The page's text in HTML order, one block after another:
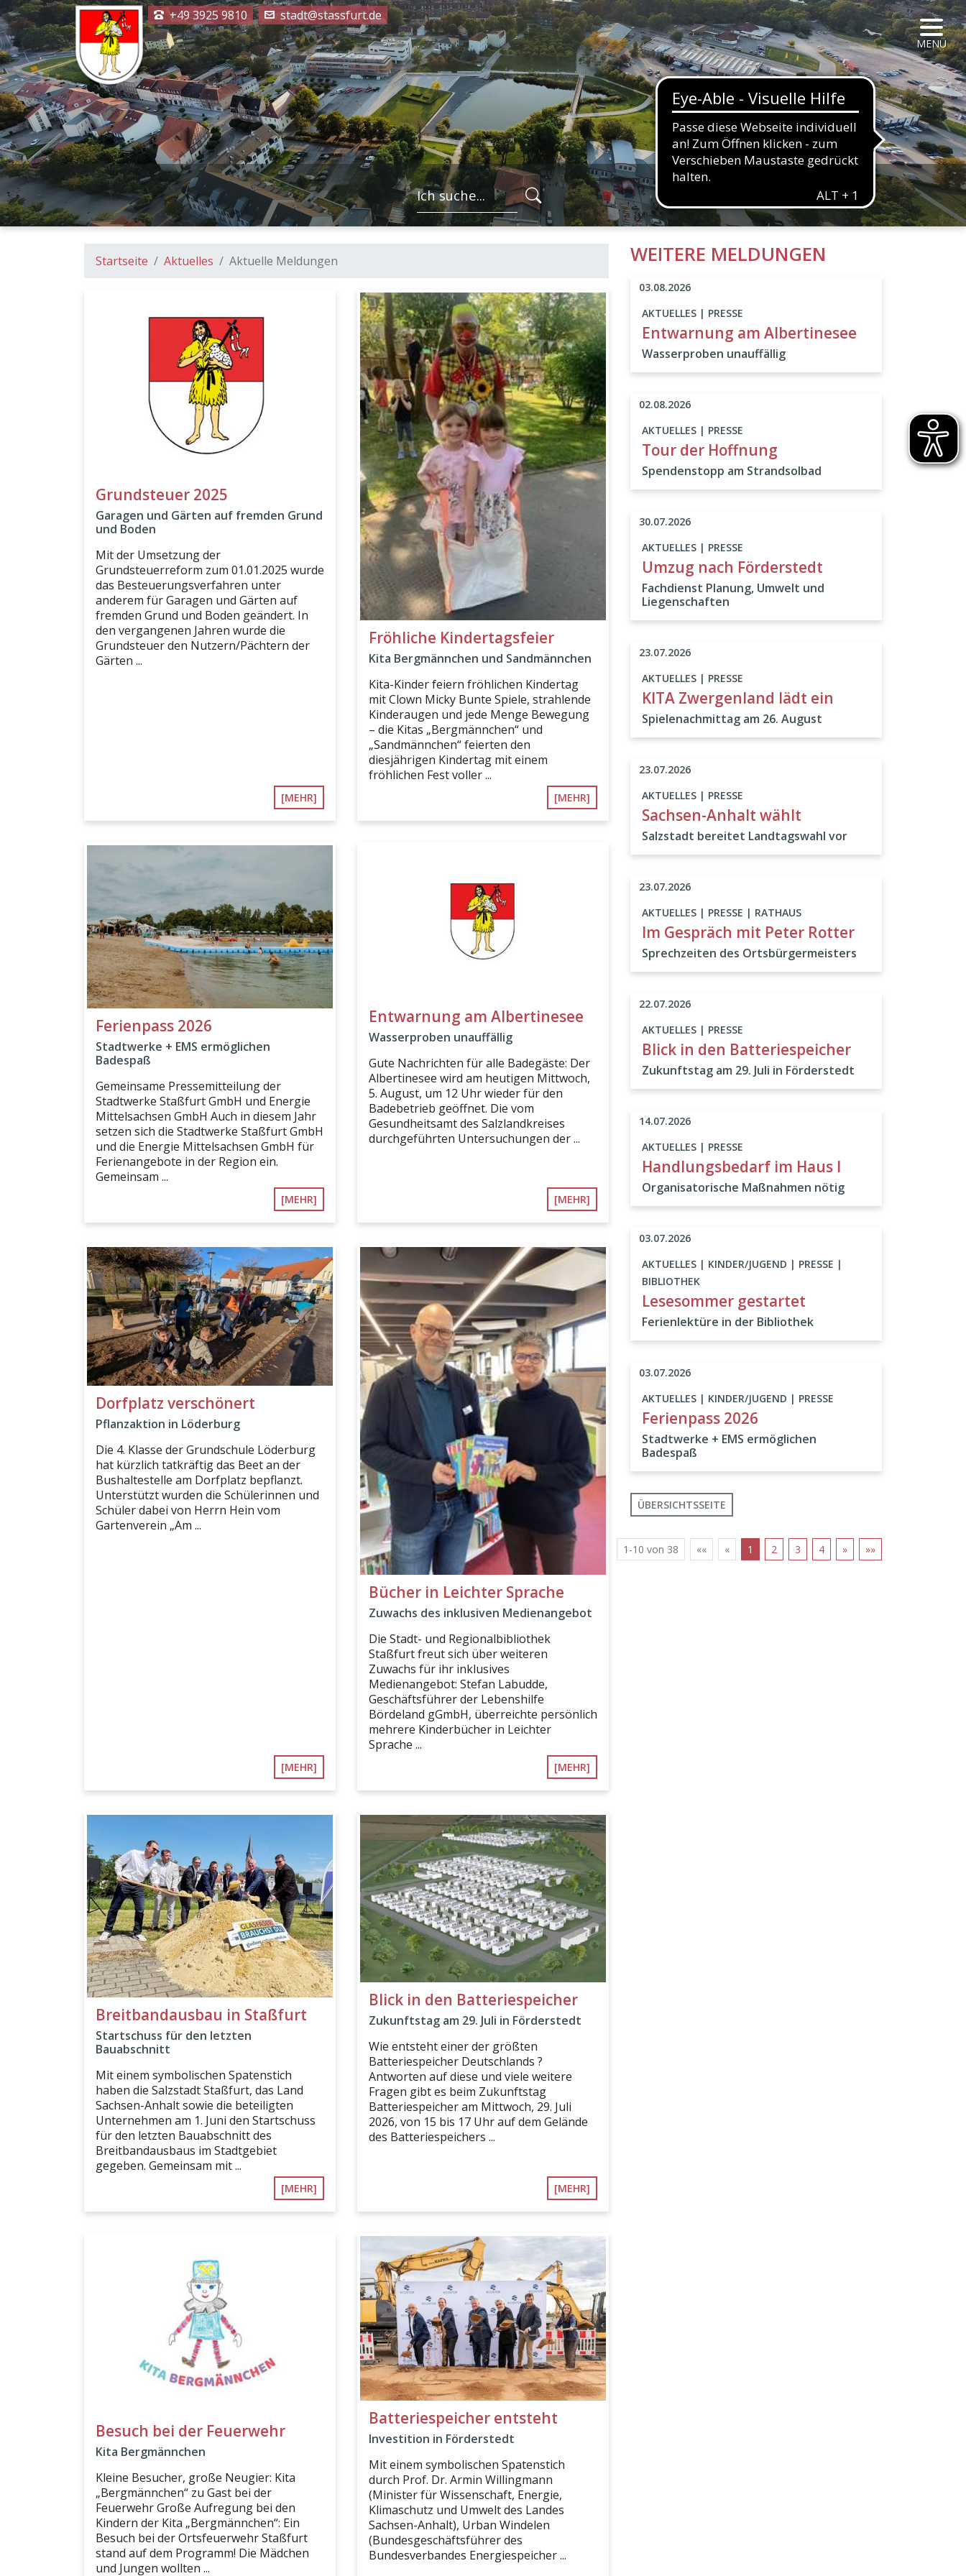
MENÜ
+49 3925 9810 stadt@stassfurt.de
FORMULARSCHALTFLÄCHE
Startseite Aktuelles Aktuelle Meldungen
Grundsteuer 2025
Garagen und Gärten auf fremden Grund
und Boden
Mit der Umsetzung der
Grundsteuerreform zum 01.01.2025 wurde
das Besteuerungsverfahren unter
anderem für Garagen und Gärten auf
fremden Grund und Boden geändert. In
den vergangenen Jahren wurde die
Grundsteuer den Nutzern/Pächtern der
Gärten ...
[MEHR]
Fröhliche Kindertagsfeier
Kita Bergmännchen und Sandmännchen
Kita-Kinder feiern fröhlichen Kindertag
mit Clown Micky Bunte Spiele, strahlende
Kinderaugen und jede Menge Bewegung
– die Kitas „Bergmännchen“ und
„Sandmännchen“ feierten den
diesjährigen Kindertag mit einem
fröhlichen Fest voller ...
[MEHR]
Ferienpass 2026
Stadtwerke + EMS ermöglichen
Badespaß
Gemeinsame Pressemitteilung der
Stadtwerke Staßfurt GmbH und Energie
Mittelsachsen GmbH Auch in diesem Jahr
setzen sich die Stadtwerke Staßfurt GmbH
und die Energie Mittelsachsen GmbH für
Ferienangebote in der Region ein.
Gemeinsam ...
[MEHR]
Entwarnung am Albertinesee
Wasserproben unauffällig
Gute Nachrichten für alle Badegäste: Der
Albertinesee wird am heutigen Mittwoch,
5. August, um 12 Uhr wieder für den
Badebetrieb geöffnet. Die vom
Gesundheitsamt des Salzlandkreises
durchgeführten Untersuchungen der ...
[MEHR]
Dorfplatz verschönert
Pflanzaktion in Löderburg
Die 4. Klasse der Grundschule Löderburg
hat kürzlich tatkräftig das Beet an der
Bushaltestelle am Dorfplatz bepflanzt.
Unterstützt wurden die Schülerinnen und
Schüler dabei von Herrn Hein vom
Gartenverein „Am ...
[MEHR]
Bücher in Leichter Sprache
Zuwachs des inklusiven Medienangebot
Die Stadt- und Regionalbibliothek
Staßfurt freut sich über weiteren
Zuwachs für ihr inklusives
Medienangebot: Stefan Labudde,
Geschäftsführer der Lebenshilfe
Bördeland gGmbH, überreichte persönlich
mehrere Kinderbücher in Leichter
Sprache ...
[MEHR]
Breitbandausbau in Staßfurt
Startschuss für den letzten
Bauabschnitt
Mit einem symbolischen Spatenstich
haben die Salzstadt Staßfurt, das Land
Sachsen-Anhalt sowie die beteiligten
Unternehmen am 1. Juni den Startschuss
für den letzten Bauabschnitt des
Breitbandausbaus im Stadtgebiet
gegeben. Gemeinsam mit ...
[MEHR]
Blick in den Batteriespeicher
Zukunftstag am 29. Juli in Förderstedt
Wie entsteht einer der größten
Batteriespeicher Deutschlands ?
Antworten auf diese und viele weitere
Fragen gibt es beim Zukunftstag
Batteriespeicher am Mittwoch, 29. Juli
2026, von 15 bis 17 Uhr auf dem Gelände
des Batteriespeichers ...
[MEHR]
Besuch bei der Feuerwehr
Kita Bergmännchen
Kleine Besucher, große Neugier: Kita
„Bergmännchen“ zu Gast bei der
Feuerwehr Große Aufregung bei den
Kindern der Kita „Bergmännchen“: Ein
Besuch bei der Ortsfeuerwehr Staßfurt
stand auf dem Programm! Die Mädchen
und Jungen wollten ...
Batteriespeicher entsteht
Investition in Förderstedt
Mit einem symbolischen Spatenstich
durch Prof. Dr. Armin Willingmann
(Minister für Wissenschaft, Energie,
Klimaschutz und Umwelt des Landes
Sachsen-Anhalt), Urban Windelen
(Bundesgeschäftsführer des
Bundesverbandes Energiespeicher ...
WEITERE MELDUNGEN
AKTUELLES | PRESSE
Entwarnung am Albertinesee
Wasserproben unauffällig
03.08.2026
AKTUELLES | PRESSE
Tour der Hoffnung
Spendenstopp am Strandsolbad
02.08.2026
AKTUELLES | PRESSE
Umzug nach Förderstedt
Fachdienst Planung, Umwelt und
Liegenschaften
30.07.2026
AKTUELLES | PRESSE
KITA Zwergenland lädt ein
Spielenachmittag am 26. August
23.07.2026
AKTUELLES | PRESSE
Sachsen-Anhalt wählt
Salzstadt bereitet Landtagswahl vor
23.07.2026
AKTUELLES | PRESSE | RATHAUS
Im Gespräch mit Peter Rotter
Sprechzeiten des Ortsbürgermeisters
23.07.2026
AKTUELLES | PRESSE
Blick in den Batteriespeicher
Zukunftstag am 29. Juli in Förderstedt
22.07.2026
AKTUELLES | PRESSE
Handlungsbedarf im Haus I
Organisatorische Maßnahmen nötig
14.07.2026
AKTUELLES | KINDER/JUGEND | PRESSE |
BIBLIOTHEK
Lesesommer gestartet
Ferienlektüre in der Bibliothek
03.07.2026
AKTUELLES | KINDER/JUGEND | PRESSE
Ferienpass 2026
Stadtwerke + EMS ermöglichen
Badespaß
03.07.2026
ÜBERSICHTSSEITE
1-10 von 38 «« « 1 2 3 4 » »»